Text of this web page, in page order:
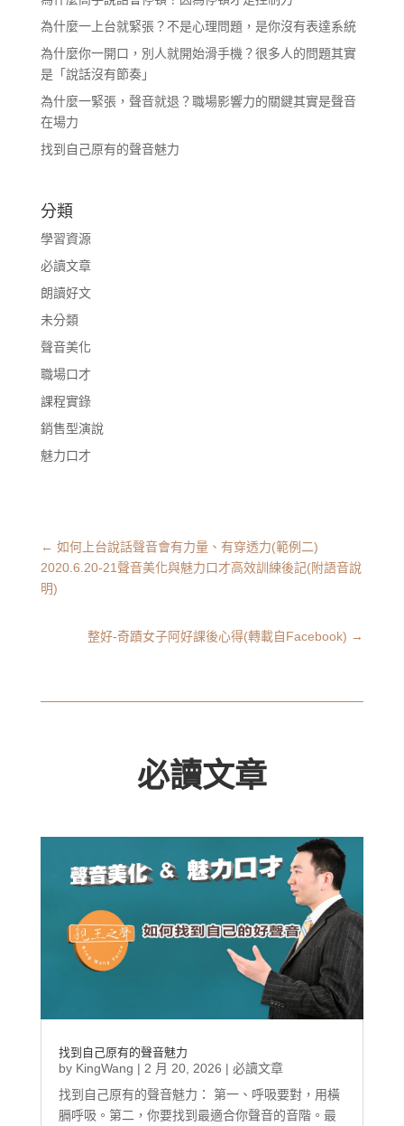
為什麼一上台就緊張？不是心理問題，是你沒有表達系統
為什麼你一開口，別人就開始滑手機？很多人的問題其實
是「說話沒有節奏」
為什麼一緊張，聲音就退？職場影響力的關鍵其實是聲音
在場力
找到自己原有的聲音魅力
分類
學習資源
必讀文章
朗讀好文
未分類
聲音美化
職場口才
課程實錄
銷售型演說
魅力口才
← 如何上台說話聲音會有力量、有穿透力(範例二)
2020.6.20-21聲音美化與魅力口才高效訓練後記(附語音說
明)
整好-奇蹟女子阿好課後心得(轉載自Facebook) →
必讀文章
找到自己原有的聲音魅力
by KingWang | 2 月 20, 2026 | 必讀文章
找到自己原有的聲音魅力： 第一、呼吸要對，用橫
膈呼吸。第二，你要找到最適合你聲音的音階。最